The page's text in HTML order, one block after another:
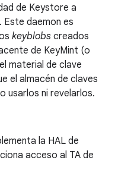
de Keystore a
. Este daemon es
keyblobs creados
de KeyMint (o
material de clave
el almacén de claves
usarlos ni revelarlos.
la HAL de
acceso al TA de